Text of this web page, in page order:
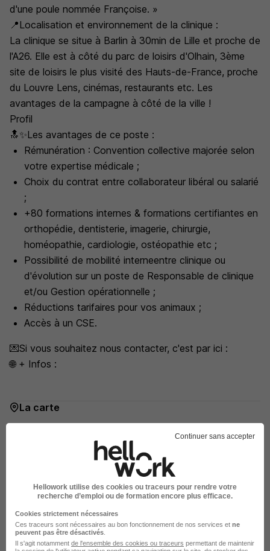
d'une poule nommée Françoise. »
📍Localisation et environnement de la clinique :
La clinique se situe à Barlin à 30min de Lille et proche de
l'A26. Elle est à côté du parc de loisirs d'Olhain, 3ème
site de loisirs le plus visité des Hauts-de-France, proche
du Louvre Lens, cinémas, restaurants etc. Les
avantages de la campagne à côté de la ville !
Profil
🔝✨Les avantages de ce poste :
Rémunération : Convention collective majorée selon
votre expertise médicale ;
Choix du contrat entre collaborateur libéral ou salarié
;
+80 formations internes & formations certifiantes en
orthopédie, dentisterie, imagerie, chirurgie,
homéopathie, cardiologie, ostéopathie etc ;
Possibilité de mobilité interneentre clinique ou
d'évolution sur un poste de Responsable de clinique
et/ou Gestion opérationnelle ;
Réductions tarifaires pour vos animaux ;
Accès à un CSE.
💌Si vous souhaitez nous contacter, c'est par ici :
🌐 + Infos :
La carte
Localiser le poste
Continuer sans accepter
Hellowork utilise des cookies ou traceurs pour rendre votre
recherche d’emploi ou de formation encore plus efficace.
Cookies strictement nécessaires
Ces traceurs sont nécessaires au bon fonctionnement de nos services et ne
peuvent pas être désactivés
Il s'agit notamment de l'ensemble des cookies ou traceurs permettant de maintenir